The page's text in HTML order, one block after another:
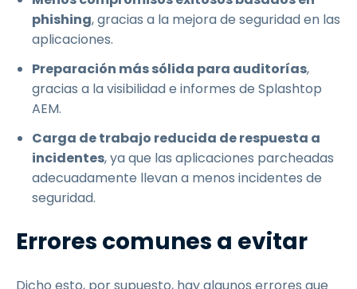
phishing, gracias a la mejora de seguridad en las
aplicaciones.
Preparación más sólida para auditorías,
gracias a la visibilidad e informes de Splashtop
AEM.
Carga de trabajo reducida de respuesta a
incidentes, ya que las aplicaciones parcheadas
adecuadamente llevan a menos incidentes de
seguridad.
Errores comunes a evitar